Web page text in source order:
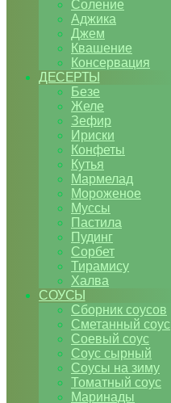
Соление
Аджика
Джем
Квашение
Консервация
ДЕСЕРТЫ
Безе
Желе
Зефир
Ириски
Конфеты
Кутья
Мармелад
Мороженое
Муссы
Пастила
Пудинг
Сорбет
Тирамису
Халва
СОУСЫ
Сборник соусов
Сметанный соус
Соевый соус
Соус сырный
Соусы на зиму
Томатный соус
Маринады